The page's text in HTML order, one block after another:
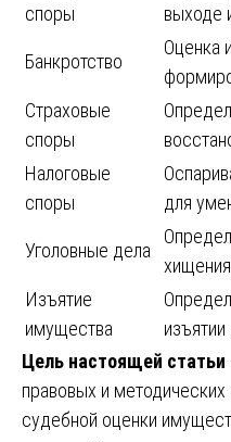
споры
выходе
Банкротство
Оценка
Страховые
споры
Налоговые
споры
для
Уголовные дела
Изъятие
имущества
Цель настоящей статьи
правовых и
судебной оценки